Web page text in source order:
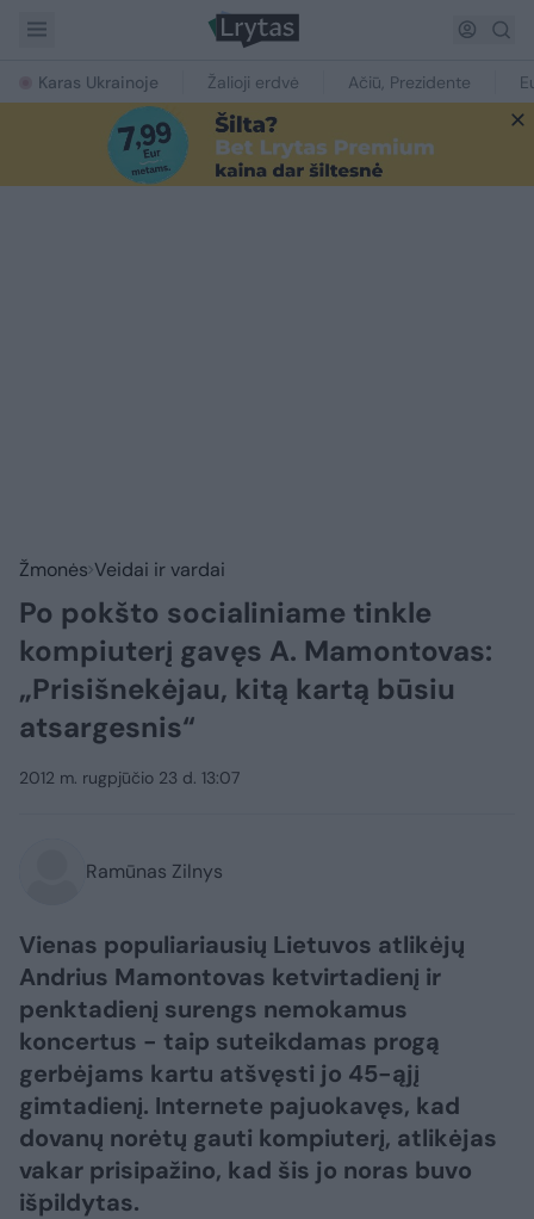
Karas Ukrainoje Žalioji erdvė Ačiū, Prezidente
Žmonės Veidai ir vardai
Po pokšto socialiniame tinkle
kompiuterį gavęs A. Mamontovas:
„Prisišnekėjau, kitą kartą būsiu
atsargesnis“
2012 m. rugpjūčio 23 d. 13:07
Ramūnas Zilnys
Vienas populiariausių Lietuvos atlikėjų
Andrius Mamontovas ketvirtadienį ir
penktadienį surengs nemokamus
koncertus - taip suteikdamas progą
gerbėjams kartu atšvęsti jo 45-ąjį
gimtadienį. Internete pajuokavęs, kad
dovanų norėtų gauti kompiuterį, atlikėjas
vakar prisipažino, kad šis jo noras buvo
išpildytas.